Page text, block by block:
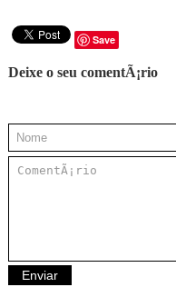
Save
Deixe o seu comentÃ¡rio